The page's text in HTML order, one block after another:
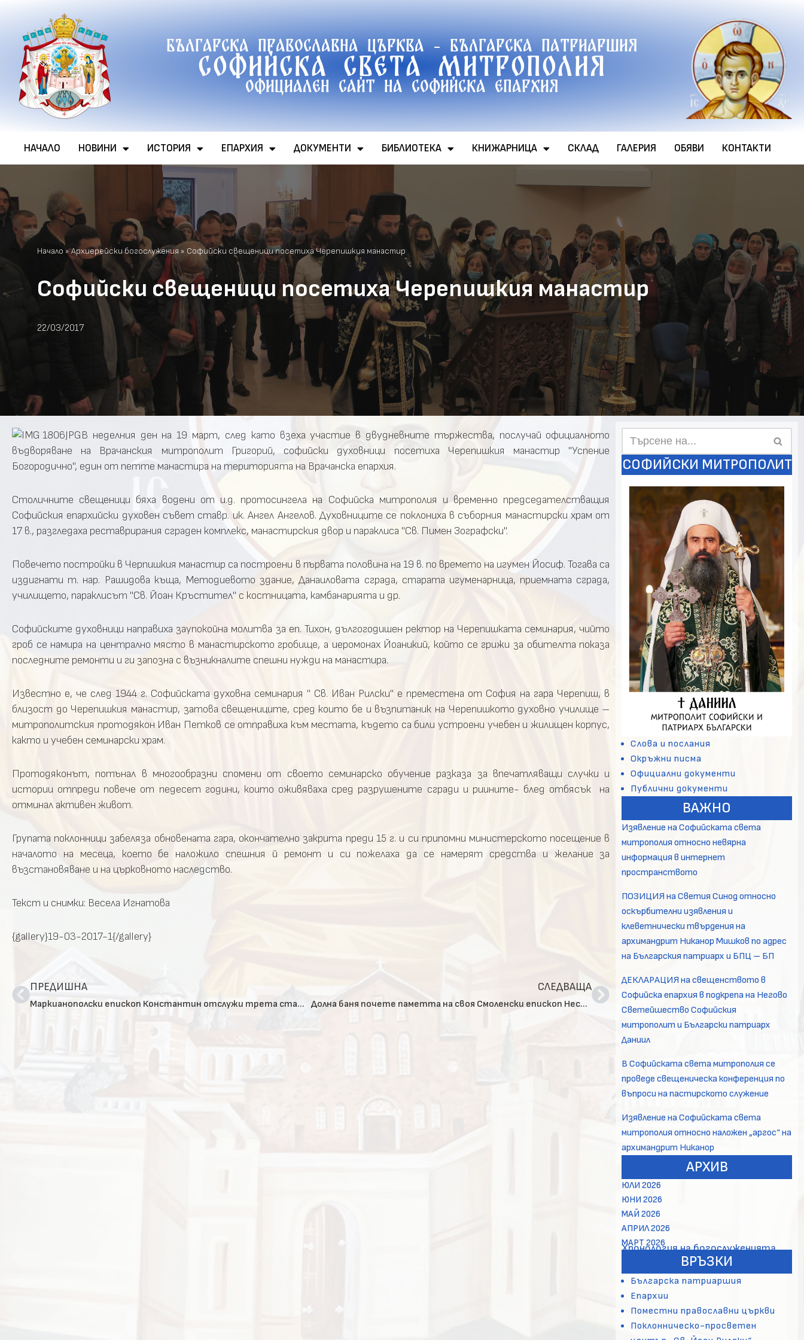
Продължете
към
съдържанието
Българска православна църква - Българска патриаршия
Софийска света митрополия
Официален сайт на софийска епархия
НАЧАЛО НОВИНИ ИСТОРИЯ ЕПАРХИЯ ДОКУМЕНТИ БИБЛИОТЕКА КНИЖАРНИЦА СКЛАД ГАЛЕРИЯ ОБЯВИ КОНТАКТИ
Начало »Архиерейски богослужения » Софийски свещеници посетиха Черепишкия манастир
Софийски свещеници посетиха Черепишкия манастир
22/03/2017
В неделния ден на 19 март, след като взеха участие в двудневните тържества, послучай официалното
въдворяване на Врачанския митрополит Григорий, софийски духовници посетиха Черепишкия манастир "Успение
Богородично", един от петте манастира на територията на Врачанска епархия.
Столичните свещеници бяха водени от и.д. протосингела на Софийска митрополия и временно председателстващия
Софийския епархийски духовен съвет ставр. ик. Ангел Ангелов. Духовниците се поклониха в съборния манастирски храм от
17 в., разгледаха реставрирания сграден комплекс, манастирския двор и параклиса "Св. Пимен Зографски".
Повечето постройки в Черпишкия манастир са построени в първата половина на 19 в. по времето на игумен Йосиф. Тогава са
издигнати т. нар. Рашидова къща, Методиевото здание, Данаиловата сграда, старата игуменарница, приемната сграда,
училището, параклисът "Св. Йоан Кръстител" с костницата, камбанарията и др.
Софийските духовници направиха заупокойна молитва за еп. Тихон, дългогодишен ректор на Черепишката семинария, чийто
гроб се намира на централно място в манастирското гробище, а иеромонах Йоаникий, който се грижи за обителта показа
последните ремонти и ги запозна с възникналите спешни нужди на манастира.
Известно е, че след 1944 г. Софийската духовна семинария " Св. Иван Рилски" е преместена от София на гара Черепиш, в
близост до Черепишкия манастир, затова свещениците, сред които бе и възпитаник на Черепишкото духовно училище –
митрополитския протодякон Иван Петков се отправиха към местата, където са били устроени учебен и жилищен корпус,
както и учебен семинарски храм.
Протодяконът, потънал в многообразни спомени от своето семинарско обучение разказа за впечатляващи случки и
истории отпреди повече от педесет години, които оживяваха сред разрушените сгради и риините- блед отбясък на
отминал активен живот.
Групата поклонници забеляза обновената гара, окончателно закрита преди 15 г. и си припомни министерското посещение в
началото на месеца, което бе наложило спешния й ремонт и си пожелаха да се намерят средства и желание за
възстановяване и на църковното наследство.
Текст и снимки: Весела Игнатова
{gallery}19-03-2017-1{/gallery}
ПРЕДИШНА
Маркианополски епископ Константин отслужи трета статия на Богородичния акатист
СЛЕДВАЩА
Долна баня почете паметта на своя Смоленски епископ Нестор
СОФИЙСКИ МИТРОПОЛИТ
Слова и послания
Окръжни писма
Официални документи
Публични документи
ВАЖНО
Изявление на Софийската света
митрополия относно невярна
информация в интернет
пространството
ПОЗИЦИЯ на Светия Синод относно
оскърбителни изявления и
клеветнически твърдения на
архимандрит Никанор Мишков по адрес
на Българския патриарх и БПЦ – БП
ДЕКЛАРАЦИЯ на свещенството в
Софийска епархия в подкрепа на Негово
Светейшество Софийския
митрополит и Български патриарх
Даниил
В Софийската света митрополия се
проведе свещеническа конференция по
въпроси на пастирското служение
Изявление на Софийската света
митрополия относно наложен „аргос“ на
архимандрит Никанор
АРХИВ
ЮЛИ 2026
ЮНИ 2026
МАЙ 2026
АПРИЛ 2026
МАРТ 2026
Хронология на богослуженията
ВРЪЗКИ
Българска патриаршия
Епархии
Поместни православни църкви
Поклонническо-просветен